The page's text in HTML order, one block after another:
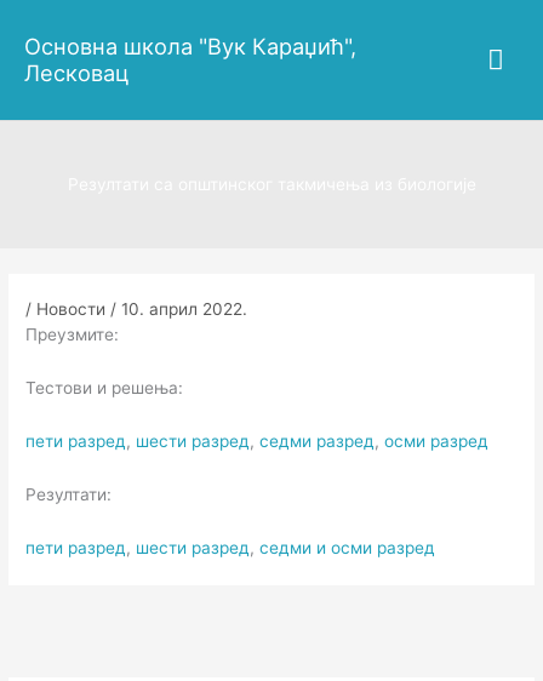
садржај
Основна школа "Вук Караџић",
Лесковац
/ Новости /10. април 2022.
Преузмите:
Тестови и решења:
пети рaзред , шести разред ,седми разред ,осми разред
Резултати:
пети разред , шести разред , седми и осми разред